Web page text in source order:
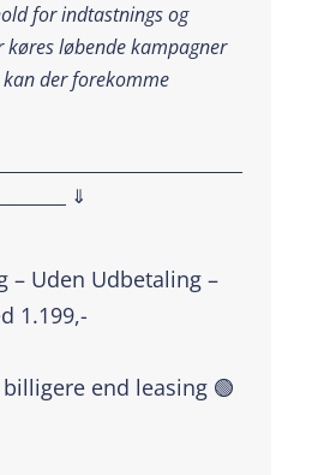
for indtastnings og
køres løbende kampagner
der forekomme
⇓
– Uden Udbetaling –
1.199,-
end leasing 🟢